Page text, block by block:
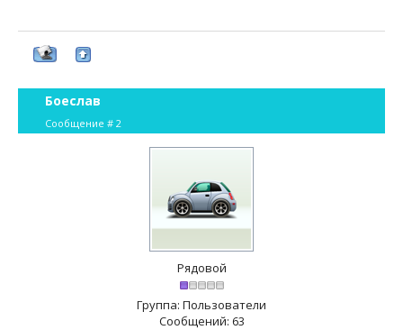
Боеслав
Сообщение # 2
Рядовой
Группа: Пользователи
Сообщений: 63